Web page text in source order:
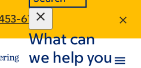
6173
What can
we help you